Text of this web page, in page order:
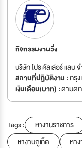
กิจกรรมงานวิ่ง
บริษัท โปร คัลเล่อร์ แลบ
สถานที่ปฏิบัติงาน :กรุ
เงินเดือน(บาท) :ตามต
Tags : หางานราชการ
หางานภูเก็ต
หา